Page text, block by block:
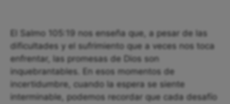
El Salmo 105:19 nos enseña que, a pesar de las
dificultades y el sufrimiento que a veces nos toca
enfrentar, las promesas de Dios son
inquebrantables. En esos momentos de
incertidumbre, cuando la espera se siente
interminable, podemos recordar que cada desafío